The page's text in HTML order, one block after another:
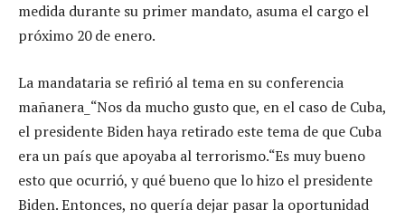
medida durante su primer mandato, asuma el cargo el
próximo 20 de enero.
La mandataria se refirió al tema en su conferencia
mañanera_“Nos da mucho gusto que, en el caso de Cuba,
el presidente Biden haya retirado este tema de que Cuba
era un país que apoyaba al terrorismo.“Es muy bueno
esto que ocurrió, y qué bueno que lo hizo el presidente
Biden. Entonces, no quería dejar pasar la oportunidad